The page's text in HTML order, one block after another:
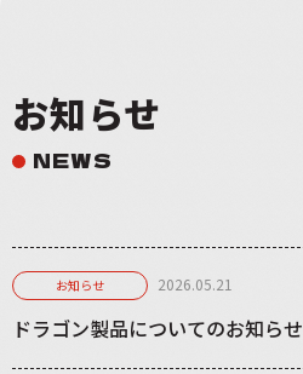
お知らせ
NEWS
お知らせ 2026.05.21
ドラゴン製品についてのお知らせ